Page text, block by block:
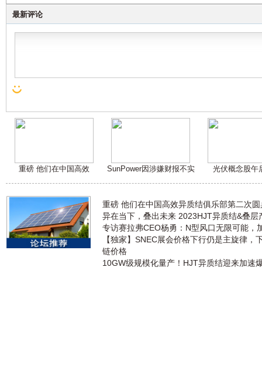
最新评论
重磅 他们在中国高效 SunPower因涉嫌财报不实 光伏概念股午
重磅 他们在中国高效异质结俱乐部第二次
异在当下，叠出未来 2023HJT异质结&叠层
专访赛拉弗CEO杨勇：N型风口无限可能，
【独家】SNEC展会价格下行仍是主旋律，
链价格
10GW级规模化量产！HJT异质结迎来加速